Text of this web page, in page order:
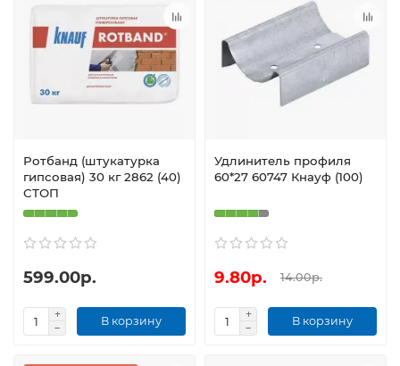
Ротбанд (штукатурка
гипсовая) 30 кг 2862 (40)
СТОП
599.00р.
В корзину
Удлинитель профиля
60*27 60747 Кнауф (100)
9.80р. 14.00р.
В корзину